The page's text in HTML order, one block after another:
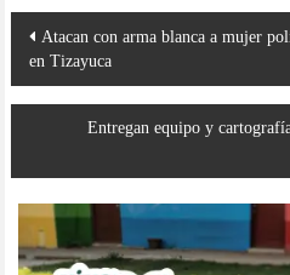
Navegación
de
entradas
Atacan con arma blanca a mujer
en Tizayuca
Entregan equipo y